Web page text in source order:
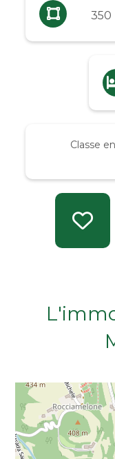
350
Classe
Fino a € 5.000
Da € 10.000 a €
Da € 100.000 a
Da € 200.000
Da € 600.000 a
Da €
Da € 2.000.000